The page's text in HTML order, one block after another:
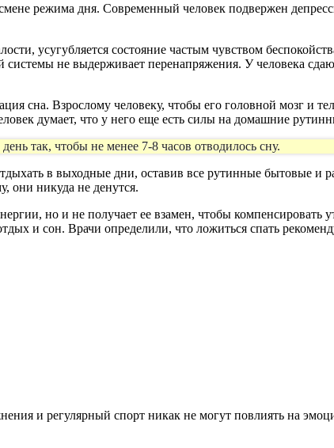
режима дня. Современный человек подвержен
усугубляется состояние частым чувством
системы не выдерживает перенапряжения. У человека
сна. Взрослому человеку, чтобы его головной мозг и
думает, что у него еще есть силы на домашние
так, чтобы не менее 7-8 часов отводилось сну.
в выходные дни, оставив все рутинные бытовые и
они никуда не денутся.
но и не получает ее взамен, чтобы компенсировать
и сон. Врачи определили, что ложиться спать
и регулярный спорт никак не могут повлиять на